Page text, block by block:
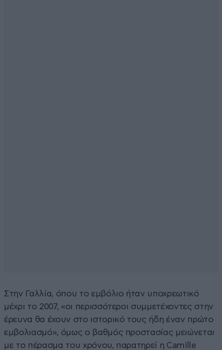
Στην Γαλλία, όπου το εμβόλιο ήταν υποχρεωτικό
μέχρι το 2007, «οι περισσότεροι συμμετέχοντες στην
έρευνα θα έχουν στο ιστορικό τους ήδη έναν πρώτο
εμβολιασμό», όμως ο βαθμός προστασίας μειώνεται
με το πέρασμα του χρόνου, παρατηρεί η Camille